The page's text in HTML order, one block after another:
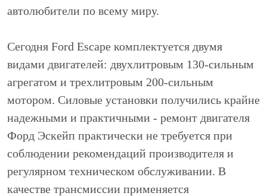
автолюбители по всему миру.
Сегодня Ford Escape комплектуется двумя
видами двигателей: двухлитровым 130-сильным
агрегатом и трехлитровым 200-сильным
мотором. Силовые установки получились крайне
надежными и практичными - ремонт двигателя
Форд Эскейп практически не требуется при
соблюдении рекомендаций производителя и
регулярном техническом обслуживании. В
качестве трансмиссии применяется